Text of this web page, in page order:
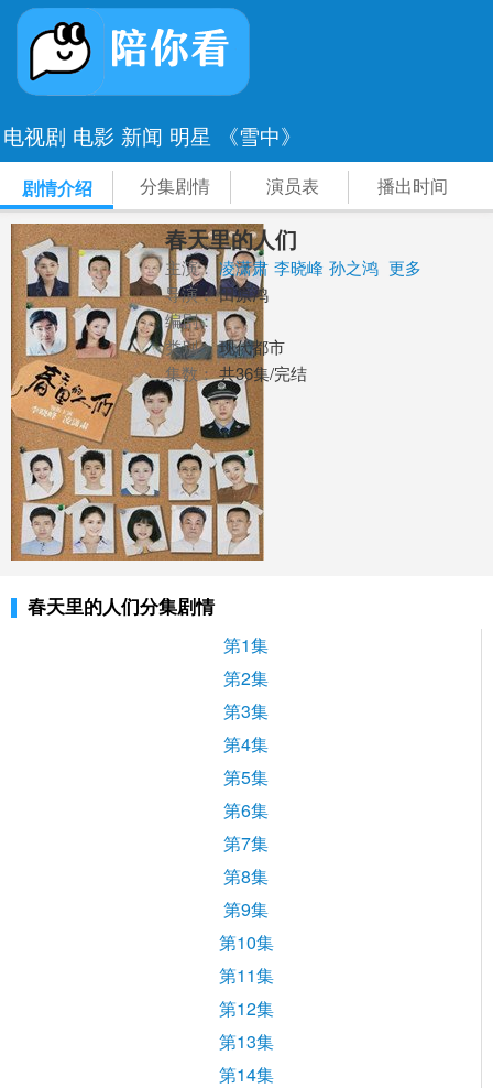
电视剧 电影 新闻 明星 《雪中》
剧情介绍 分集剧情 演员表 播出时间
春天里的人们
主演： 凌潇肃 李晓峰 孙之鸿 更多
导演：田原鸿
编剧：
类别：现代都市
集数：共36集/完结
春天里的人们分集剧情
第1集
第2集
第3集
第4集
第5集
第6集
第7集
第8集
第9集
第10集
第11集
第12集
第13集
第14集